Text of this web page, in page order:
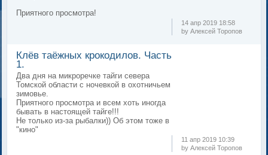
Приятного просмотра!
14 апр 2019 18:58
by Алексей Торопов
Клёв таёжных крокодилов. Часть
1.
Два дня на микроречке тайги севера
Томской области с ночевкой в охотничьем
зимовье.
Приятного просмотра и всем хоть иногда
бывать в настоящей тайге!!!
Не только из-за рыбалки)) Об этом тоже в
"кино"
11 апр 2019 10:39
by Алексей Торопов